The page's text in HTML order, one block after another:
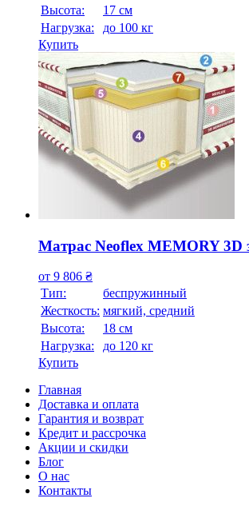
Высотa:
17 см
Нагрузка:
до 100 кг
Купить
Матрас Neoflex MEMORY 3D
от 9 806 ₴
Тип:
беспружинный
Жесткость: мягкий, средний
Высотa:
18 см
Нагрузка:
до 120 кг
Купить
Главная
Доставка и оплата
Гарантия и возврат
Кредит и рассрочка
Акции и скидки
Блог
О нас
Контакты